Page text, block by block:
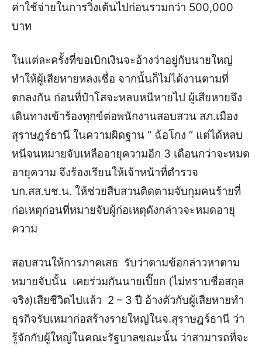
ค่าใช้จ่ายในการวิ่งเต้นไปก่อนรวมกว่า 500,000
บาท
ในแต่ละครั้งที่ขอเบิกเงินจะอ้างว่าอยู่กับนายใหญ่
ทำให้ผู้เสียหายหลงเชื่อ จากนั้นก็ไม่ได้งานตามที่
ตกลงกัน ก่อนที่ป๋าโสจะหลบหนีหายไป ผู้เสียหายจึง
เดินทางเข้าร้องทุกข์ต่อพนักงานสอบสวน สภ.เมือง
สุราษฎร์ธานี ในความผิดฐาน “ ฉ้อโกง ” แต่ได้หลบ
หนีจนหมายจับเหลืออายุความอีก 3 เดือนกว่าจะหมด
อายุความ จึงร้องเรียนให้เจ้าหน้าที่ตำรวจ
บก.สส.บช.น. ให้ช่วยสืบสวนติดตามจับกุมคนร้ายที่
ก่อเหตุก่อนที่หมายจับผู้ก่อเหตุดังกล่าวจะหมดอายุ
ความ
สอบสวนให้การภาคเสธ รับว่าตามข้อกล่าวหาตาม
หมายจับนั้น เคยร่วมกันนายเปี๊ยก (ไม่ทราบชื่อสกุล
จริง)เสียชีวิตไปแล้ว 2 – 3 ปี อ้างตัวกับผู้เสียหายทำ
ธุรกิจรับเหมาก่อสร้างรายใหญ่ในจ.สุราษฎร์ธานี ว่า
รู้จักกับผู้ใหญ่ในคณะรัฐบาลขณะนั้น ว่าสามารถที่จะ